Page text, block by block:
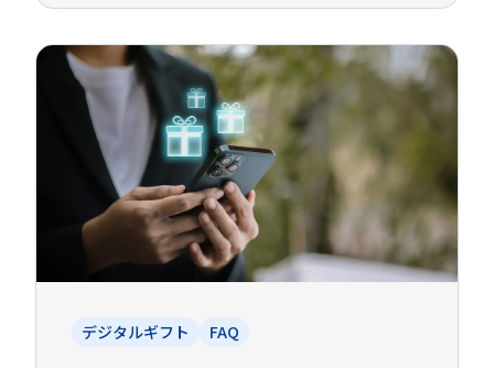
デジタルギフト FAQ